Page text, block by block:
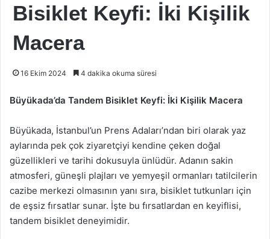
Bisiklet Keyfi: İki Kişilik
Macera
16 Ekim 2024 4 dakika okuma süresi
Büyükada’da Tandem Bisiklet Keyfi: İki Kişilik Macera
Büyükada, İstanbul’un Prens Adaları’ndan biri olarak yaz
aylarında pek çok ziyaretçiyi kendine çeken doğal
güzellikleri ve tarihi dokusuyla ünlüdür. Adanın sakin
atmosferi, güneşli plajları ve yemyeşil ormanları tatilcilerin
cazibe merkezi olmasının yanı sıra, bisiklet tutkunları için
de eşsiz fırsatlar sunar. İşte bu fırsatlardan en keyiflisi,
tandem bisiklet deneyimidir.